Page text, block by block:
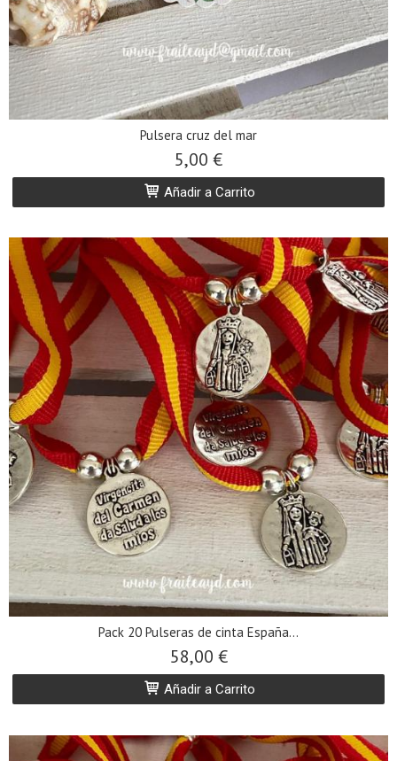
Pulsera cruz del mar
5,00 €
Añadir a Carrito
Pack 20 Pulseras de cinta España...
58,00 €
Añadir a Carrito